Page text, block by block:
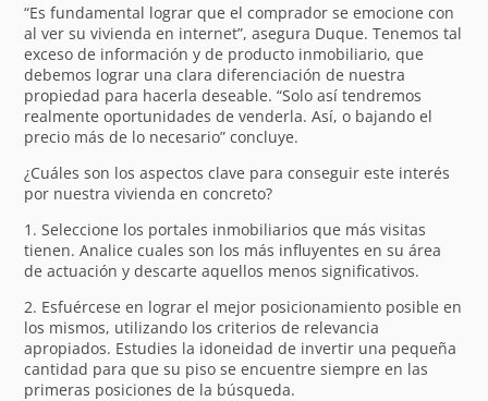
“Es fundamental lograr que el comprador se emocione con
al ver su vivienda en internet”, asegura Duque. Tenemos tal
exceso de información y de producto inmobiliario, que
debemos lograr una clara diferenciación de nuestra
propiedad para hacerla deseable. “Solo así tendremos
realmente oportunidades de venderla. Así, o bajando el
precio más de lo necesario” concluye.
¿Cuáles son los aspectos clave para conseguir este interés
por nuestra vivienda en concreto?
1. Seleccione los portales inmobiliarios que más visitas
tienen. Analice cuales son los más influyentes en su área
de actuación y descarte aquellos menos significativos.
2. Esfuércese en lograr el mejor posicionamiento posible en
los mismos, utilizando los criterios de relevancia
apropiados. Estudies la idoneidad de invertir una pequeña
cantidad para que su piso se encuentre siempre en las
primeras posiciones de la búsqueda.